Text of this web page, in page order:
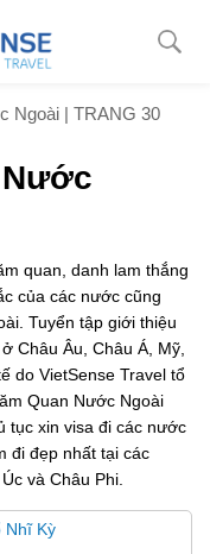
Ngoài | TRANG 30
quan, danh lam thắng
của các nước cũng
Tuyển tập giới thiệu
Châu Âu, Châu Á, Mỹ,
do VietSense Travel tổ
Quan Nước Ngoài
tục xin visa đi các nước
đi đẹp nhất tại các
và Châu Phi.
Nhĩ Kỳ